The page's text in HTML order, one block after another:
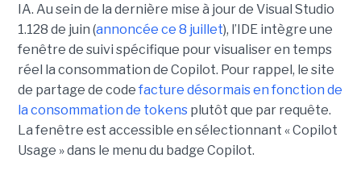
IA. Au sein de la dernière mise à jour de Visual Studio
1.128 de juin (annoncée ce 8 juillet), l’IDE intègre une
fenêtre de suivi spécifique pour visualiser en temps
réel la consommation de Copilot. Pour rappel, le site
de partage de code facture désormais en fonction de
la consommation de tokens plutôt que par requête.
La fenêtre est accessible en sélectionnant « Copilot
Usage » dans le menu du badge Copilot.